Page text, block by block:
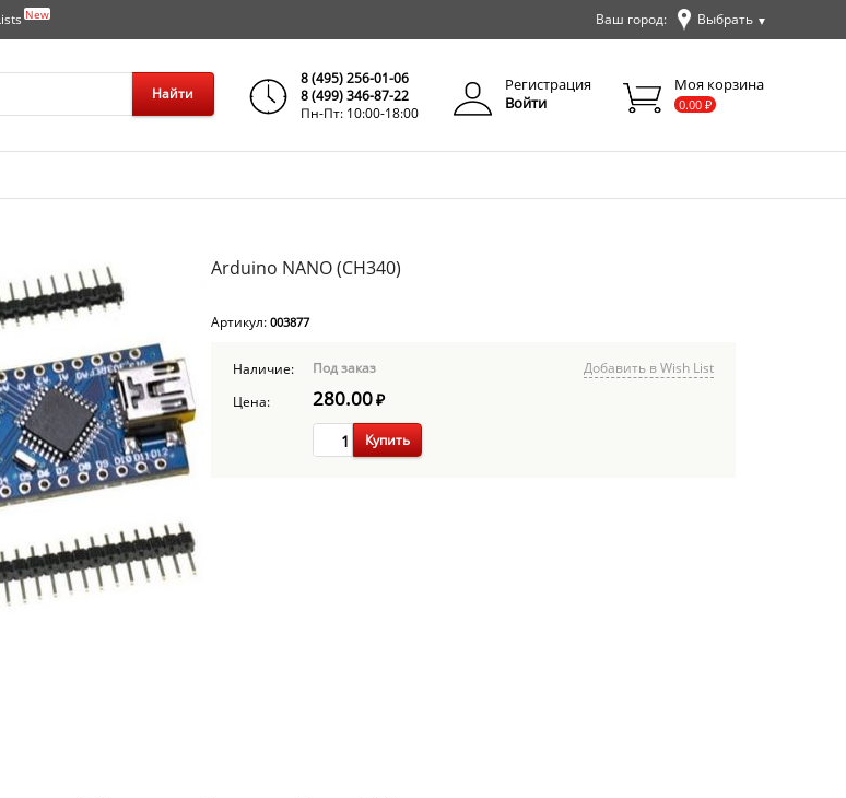
New Ваш город: Выбрать ▼
Найти
8 (495) 256-01-06
8 (499) 346-87-22
Пн-Пт: 10:00-18:00
Регистрация
Войти
Моя корзина
0.00 ₽
Arduino NANO (CH340)
Артикул: 003877
Наличие: Под заказ
Добавить в Wish List
Цена:
280.00₽
Купить